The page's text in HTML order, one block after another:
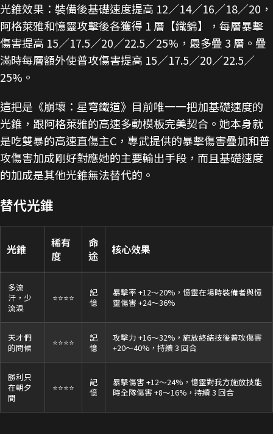
光錐效果：裝備後基礎速度提高 12／14／16／18／20，
阿格萊雅和憶靈攻擊後各獲得 1 層【織錦】，每層暴擊
傷害提高 15／17.5／20／22.5／25%，最多疊 3 層。疊
滿時每層額外使普攻傷害提高 15／17.5／20／22.5／
25%。
這把是《崩壞：星穹鐵道》目前唯一一把加基礎速度的
光錐，跟阿格萊雅的高速多動模板完美契合。她本身就
是吃雙暴的高速直傷主C，專武提供的暴擊傷害疊加和普
攻傷害加成剛好對應她的主要輸出手段，而且基礎速度
的加成是其他光錐無法替代的。
替代光錐
光錐
稀有
度
命
途
核心效果
多流
汗，少
流淚
⭐⭐⭐⭐
記
憶
暴擊率 +12～20%，憶靈在場時裝備者與憶
靈傷害 +24～36%
天才們
的問候
⭐⭐⭐⭐
記
憶
攻擊力 +16～32%，施放終結技後普攻傷害
+20～40%，持續 3 回合
勝利只
在朝夕
間
⭐⭐⭐⭐
記
憶
暴擊傷害 +12～24%，憶靈對我方施放技能
時全隊傷害 +8～16%，持續 3 回合